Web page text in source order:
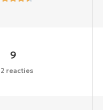
9
reacties